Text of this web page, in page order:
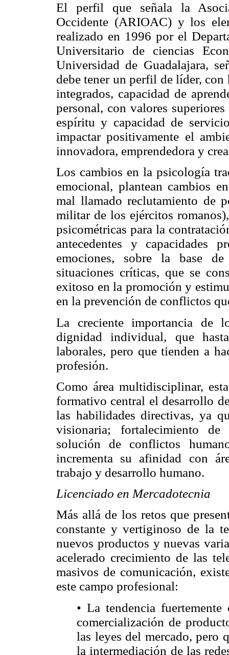
El perfil que señala la
Occidente (ARIOAC) y los
realizado en 1996 por el
Universitario de ciencias
Universidad de Guadalajara,
debe tener un perfil de líder, con
integrados, capacidad de
personal, con valores
espíritu y capacidad de
impactar positivamente el
innovadora, emprendedora y
Los cambios en la psicología
emocional, plantean cambios
mal llamado reclutamiento de
militar de los ejércitos
psicométricas para la
antecedentes y capacidades
emociones, sobre la base
situaciones críticas, que se
exitoso en la promoción y
en la prevención de conflictos
La creciente importancia de
dignidad individual, que
laborales, pero que tienden a
profesión.
Como área multidisciplinar,
formativo central el desarrollo
las habilidades directivas, ya
visionaria; fortalecimiento
solución de conflictos
incrementa su afinidad con
trabajo y desarrollo humano.
Licenciado en Mercadotecnia
Más allá de los retos que
constante y vertiginoso de la
nuevos productos y nuevas
acelerado crecimiento de las
masivos de comunicación,
este campo profesional:
• La tendencia
comercialización de
las leyes del mercado, pero
la intermediación de las